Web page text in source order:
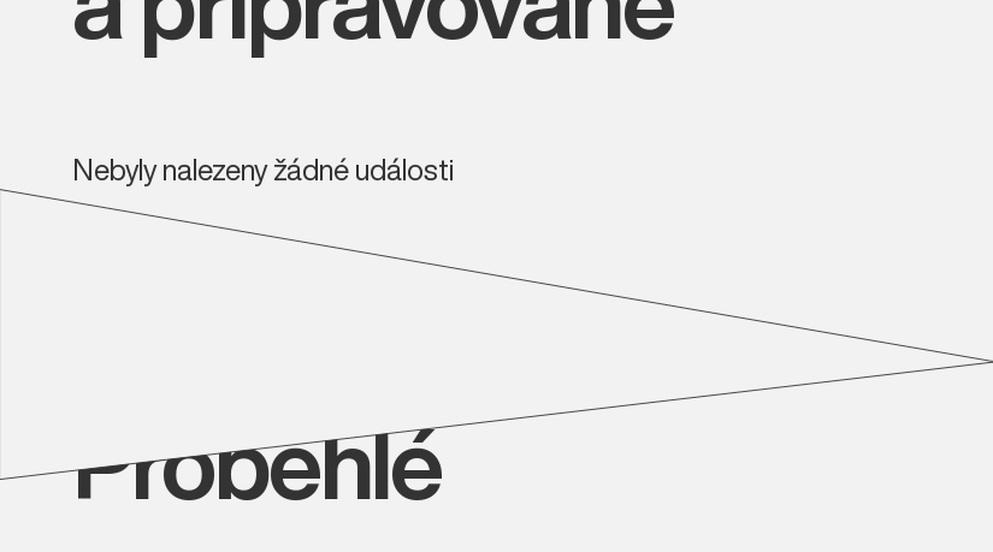
Nebyly nalezeny žádné události
Proběhlé